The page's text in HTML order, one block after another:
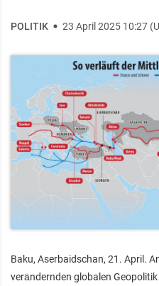
POLITIK 23 April 2025 10:27
Baku, Aserbaidschan, 21. April.
verändernden globalen